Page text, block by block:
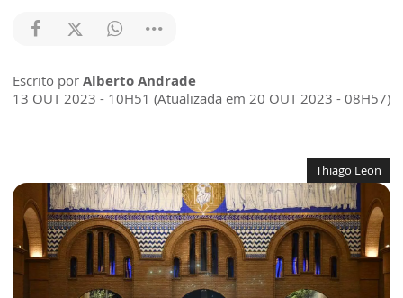
Escrito por Alberto Andrade
13 OUT 2023 - 10H51 (Atualizada em 20 OUT 2023 - 08H57)
Thiago Leon